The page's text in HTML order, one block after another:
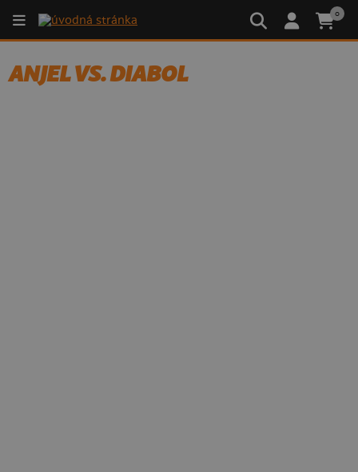
0
ANJEL VS. DIABOL